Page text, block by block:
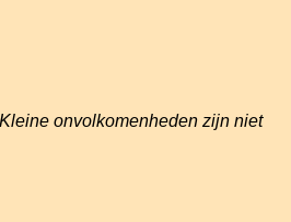
onvolkomenheden zijn niet